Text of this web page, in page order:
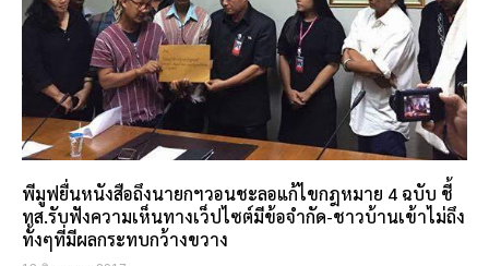
พีมูฟยื่นหนังสือถึงนายกฯวอนชะลอแก้ไขกฎหมาย 4 ฉบับ ชี้
ทส.รับฟังความเห็นทางเว็ปไซต์มีข้อจำกัด-ชาวบ้านเข้าไม่ถึง
ทั้งๆที่มีผลกระทบกว้างขวาง